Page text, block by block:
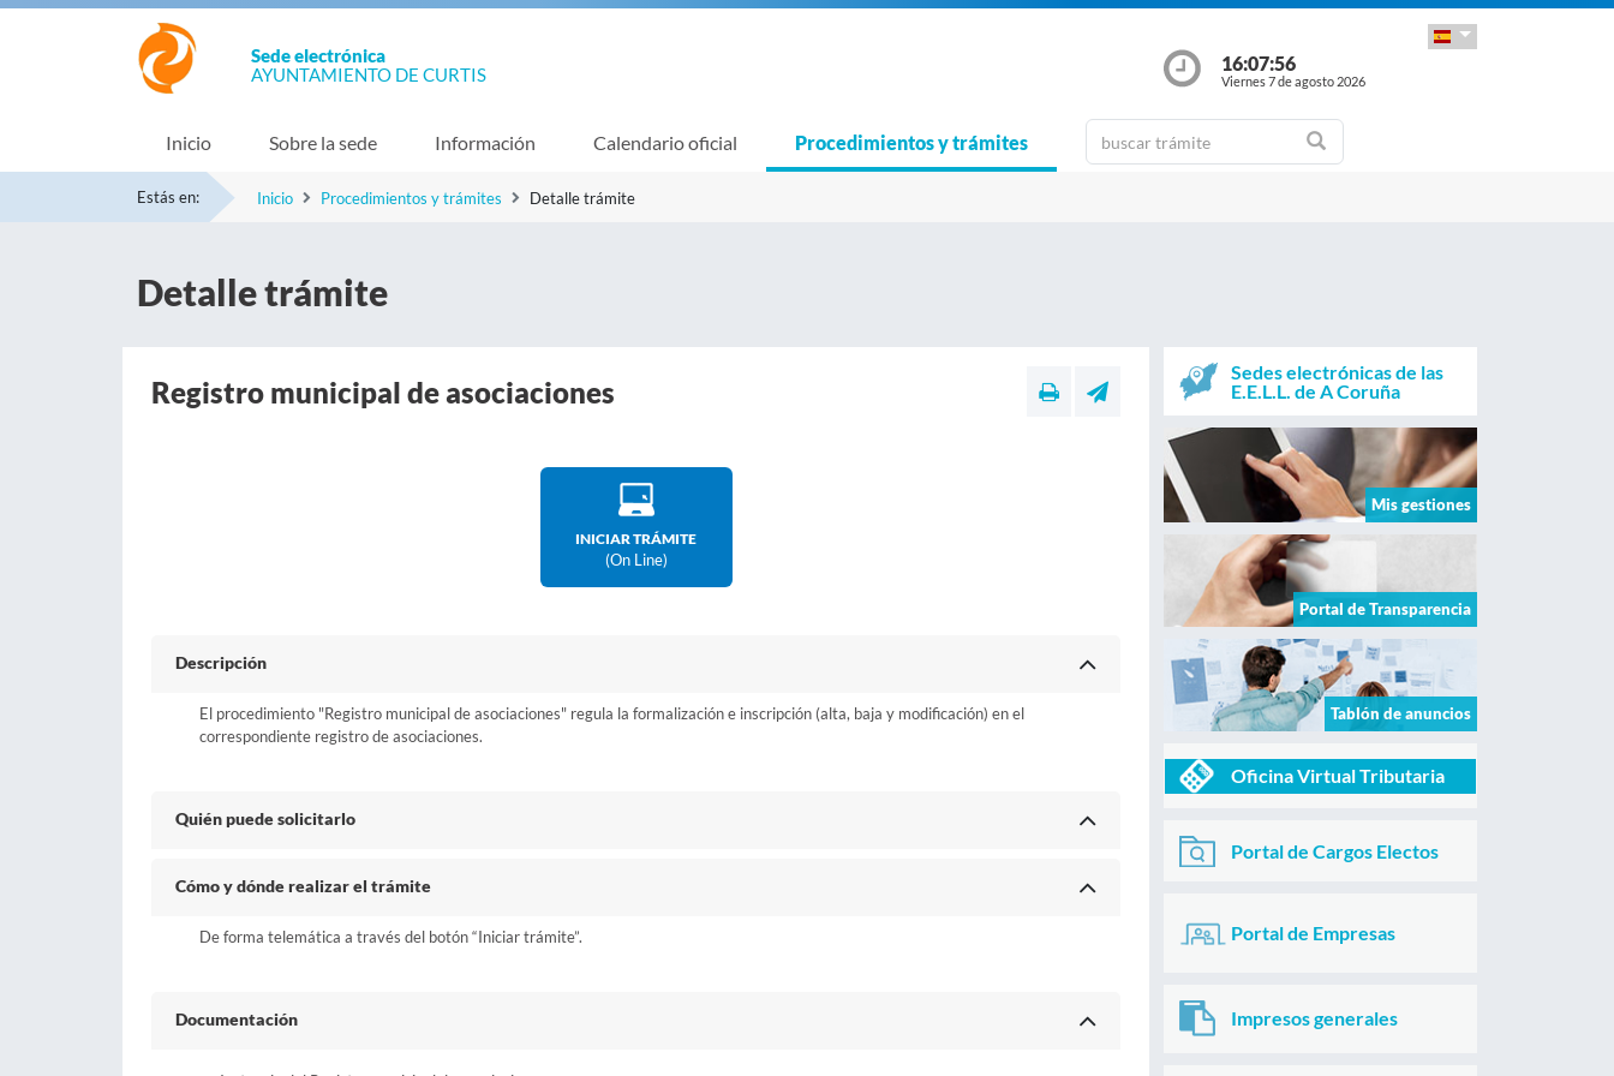
Sede electrónica
AYUNTAMIENTO DE CURTIS
16:07:56
Viernes 7 de agosto 2026
Inicio Sobre la sede Información Calendario oficial Procedimientos y trámites
Estás en: Inicio Procedimientos y trámites Detalle trámite
Detalle trámite
Registro municipal de asociaciones
INICIAR TRÁMITE
(on Line)
Descripción
El procedimiento "Registro municipal de asociaciones" regula la formalización e inscripción (alta, baja y modificación) en el
correspondiente registro de asociaciones.
Quién puede solicitarlo
Cómo y dónde realizar el trámite
De forma telemática a través del botón “Iniciar trámite”.
Documentación
Sedes electrónicas de las
E.E.L.L. de A Coruña
Mis gestiones
Portal de Transparencia
Tablón de anuncios
Oficina Virtual Tributaria
Portal de Cargos Electos
Portal de Empresas
Impresos generales